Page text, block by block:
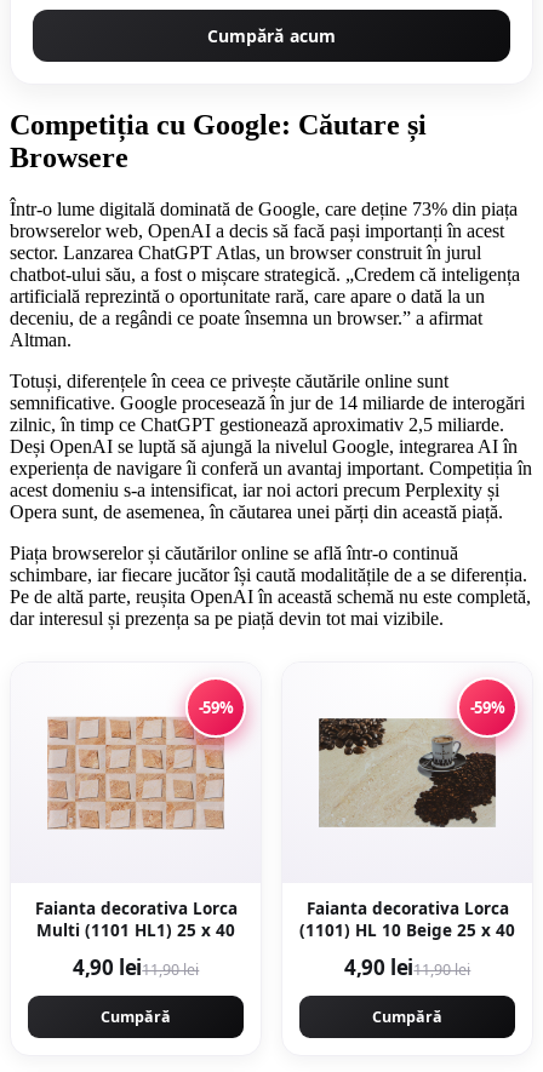
Cumpără acum
Competiția cu Google: Căutare și
Browsere
Într-o lume digitală dominată de Google, care deține 73% din piața
browserelor web, OpenAI a decis să facă pași importanți în acest
sector. Lanzarea ChatGPT Atlas, un browser construit în jurul
chatbot-ului său, a fost o mișcare strategică. „Credem că inteligența
artificială reprezintă o oportunitate rară, care apare o dată la un
deceniu, de a regândi ce poate însemna un browser.” a afirmat
Altman.
Totuși, diferențele în ceea ce privește căutările online sunt
semnificative. Google procesează în jur de 14 miliarde de interogări
zilnic, în timp ce ChatGPT gestionează aproximativ 2,5 miliarde.
Deși OpenAI se luptă să ajungă la nivelul Google, integrarea AI în
experiența de navigare îi conferă un avantaj important. Competiția în
acest domeniu s-a intensificat, iar noi actori precum Perplexity și
Opera sunt, de asemenea, în căutarea unei părți din această piață.
Piața browserelor și căutărilor online se află într-o continuă
schimbare, iar fiecare jucător își caută modalitățile de a se diferenția.
Pe de altă parte, reușita OpenAI în această schemă nu este completă,
dar interesul și prezența sa pe piață devin tot mai vizibile.
-59%
Faianta decorativa Lorca
Multi (1101 HL1) 25 x 40
4,90 lei11,90 lei
Cumpără
-59%
Faianta decorativa Lorca
(1101) HL 10 Beige 25 x 40
4,90 lei11,90 lei
Cumpără